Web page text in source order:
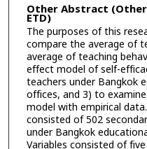
Other Abstract
ETD)
The purposes of this
compare the average of
average of teaching
effect model of self-
teachers under Bangkok
offices, and 3) to
model with empirical
consisted of 502
under Bangkok
Variables consisted of